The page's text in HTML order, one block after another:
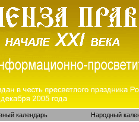
календарь Народный